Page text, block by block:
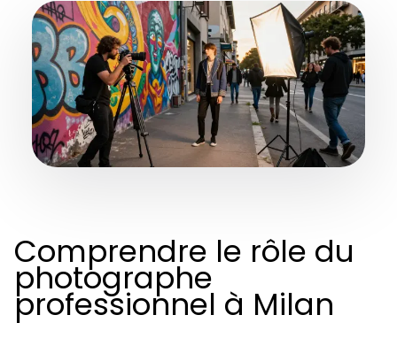
Comprendre le rôle du
photographe
professionnel à Milan